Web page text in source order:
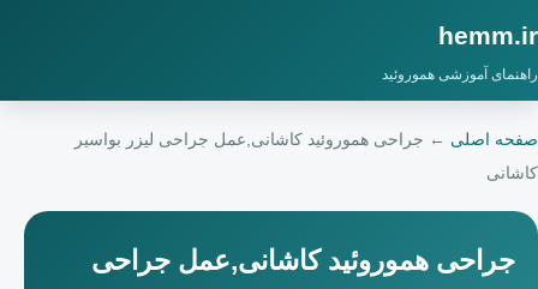
hemm.ir
راهنمای آموزشی هموروئید
صفحه اصلی ← جراحی هموروئید کاشانی,عمل جراحی لیزر بواسیر
کاشانی
جراحی هموروئید کاشانی,عمل جراحی